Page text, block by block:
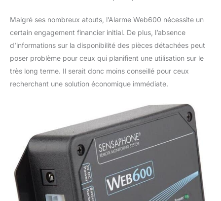
Malgré ses nombreux atouts, l’Alarme Web600 nécessite un
certain engagement financier initial. De plus, l’absence
d’informations sur la disponibilité des pièces détachées peut
poser problème pour ceux qui planifient une utilisation sur le
très long terme. Il serait donc moins conseillé pour ceux
recherchant une solution économique immédiate.